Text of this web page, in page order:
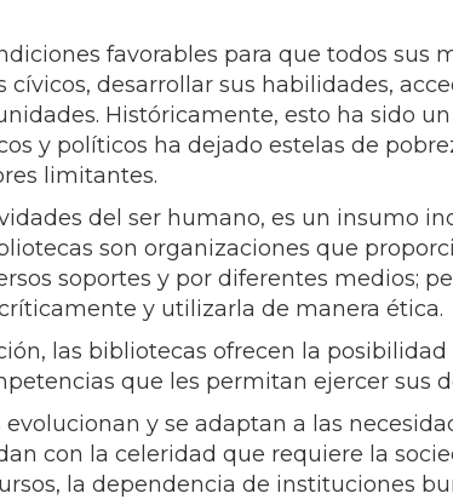
favorables para que todos sus
desarrollar sus habilidades,
Históricamente, esto ha sido
y políticos ha dejado estelas de
limitantes.
del ser humano, es un insumo
son organizaciones que
soportes y por diferentes medios;
y utilizarla de manera ética.
las bibliotecas ofrecen la
que les permitan ejercer sus
y se adaptan a las
con la celeridad que requiere la
la dependencia de instituciones